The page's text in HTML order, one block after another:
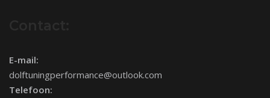
E-mail:
dolftuningperformance@outlook.com
Telefoon: